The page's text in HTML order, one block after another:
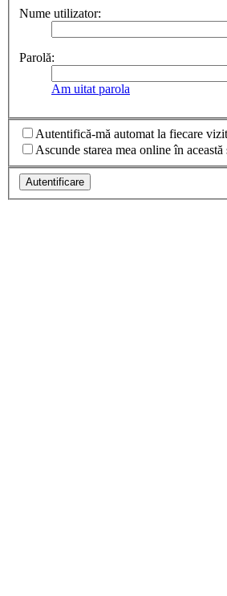
Nume utilizator:
Parolă:
Am uitat parola
Autentifică-mă automat la fiecare
Ascunde starea mea online în această